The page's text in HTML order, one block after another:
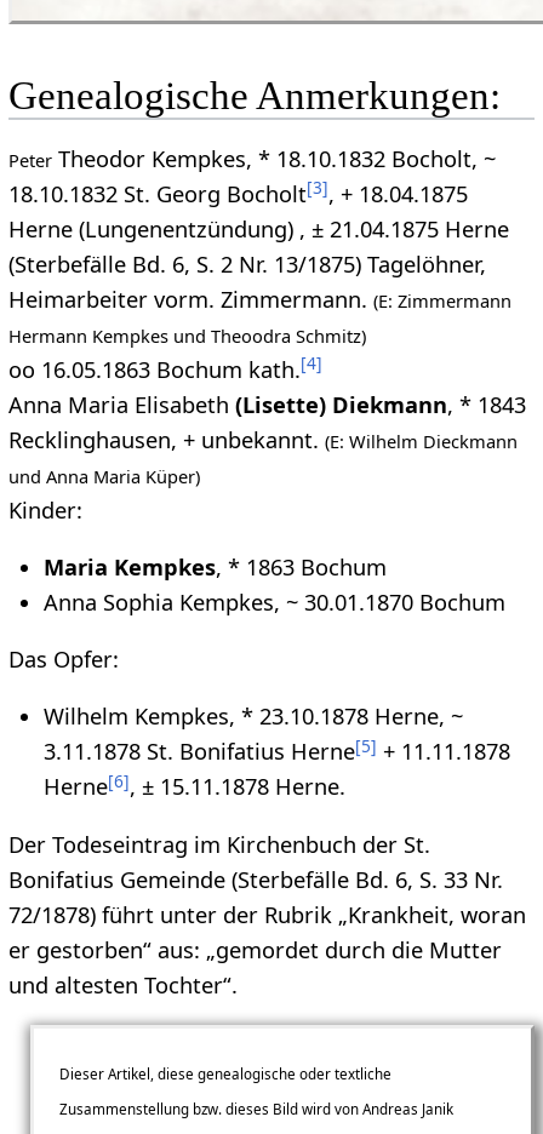
Genealogische Anmerkungen:
PeterTheodor Kempkes, * 18.10.1832 Bocholt, ~
18.10.1832 St. Georg Bocholt[3], + 18.04.1875
Herne (Lungenentzündung) , ± 21.04.1875 Herne
(Sterbefälle Bd. 6, S. 2 Nr. 13/1875) Tagelöhner,
Heimarbeiter vorm. Zimmermann. (E: Zimmermann
Hermann Kempkes und Theoodra Schmitz)
oo 16.05.1863 Bochum kath.[4]
Anna Maria Elisabeth (Lisette) Diekmann, * 1843
Recklinghausen, + unbekannt. (E: Wilhelm Dieckmann
und Anna Maria Küper)
Kinder:
Maria Kempkes, * 1863 Bochum
Anna Sophia Kempkes, ~ 30.01.1870 Bochum
Das Opfer:
Wilhelm Kempkes, * 23.10.1878 Herne, ~
3.11.1878 St. Bonifatius Herne[5] + 11.11.1878
Herne[6], ± 15.11.1878 Herne.
Der Todeseintrag im Kirchenbuch der St.
Bonifatius Gemeinde (Sterbefälle Bd. 6, S. 33 Nr.
72/1878) führt unter der Rubrik „Krankheit, woran
er gestorben“ aus: „gemordet durch die Mutter
und altesten Tochter“.
Dieser Artikel, diese genealogische oder textliche
Zusammenstellung bzw. dieses Bild wird von Andreas Janik